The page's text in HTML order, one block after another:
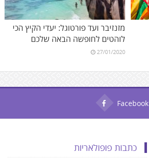
מזנזיבר ועד פורטוגל: יעדי הקיץ הכי
לוהטים לחופשה הבאה שלכם
27/01/2020
Facebook
כתבות פופולאריות